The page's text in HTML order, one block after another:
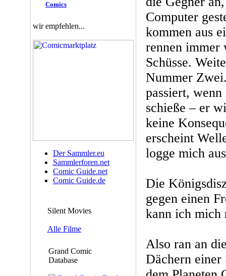
Comics
wir empfehlen...
Der Sammler.eu
Sammlerforen.net
Comic Guide.net
Comic Guide.de
Silent Movies
Alle Filme
Grand Comic
Database
Computer
kommen aus
rennen immer
Schüsse.
Nummer
passiert,
schieße – er
keine
erscheint
logge mich
Die
gegen einen
kann ich mich
Also ran an
Dächern